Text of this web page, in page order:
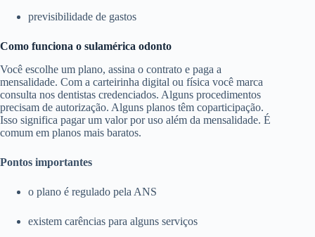
previsibilidade de gastos
Como funciona o sulamérica odonto
Você escolhe um plano, assina o contrato e paga a
mensalidade. Com a carteirinha digital ou física você marca
consulta nos dentistas credenciados. Alguns procedimentos
precisam de autorização. Alguns planos têm coparticipação.
Isso significa pagar um valor por uso além da mensalidade. É
comum em planos mais baratos.
Pontos importantes
o plano é regulado pela ANS
existem carências para alguns serviços